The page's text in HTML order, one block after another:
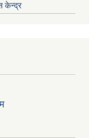
केन्द्र